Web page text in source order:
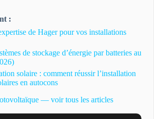
:
de Hager pour vos installations
de stockage d’énergie par batteries au
solaire : comment réussir l’installation
en autocons
— voir tous les articles